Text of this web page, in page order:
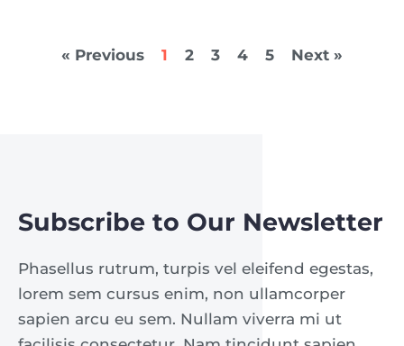
« Previous 1 2 3 4 5 Next »
Subscribe to Our Newsletter
Phasellus rutrum, turpis vel eleifend egestas,
lorem sem cursus enim, non ullamcorper
sapien arcu eu sem. Nullam viverra mi ut